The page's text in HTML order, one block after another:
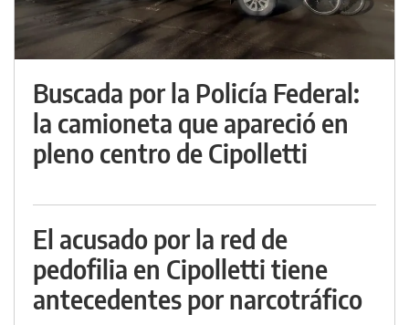
Buscada por la Policía Federal:
la camioneta que apareció en
pleno centro de Cipolletti
El acusado por la red de
pedofilia en Cipolletti tiene
antecedentes por narcotráfico